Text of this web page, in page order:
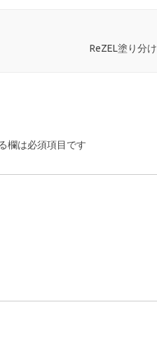
ReZEL塗り分け
欄は必須項目です